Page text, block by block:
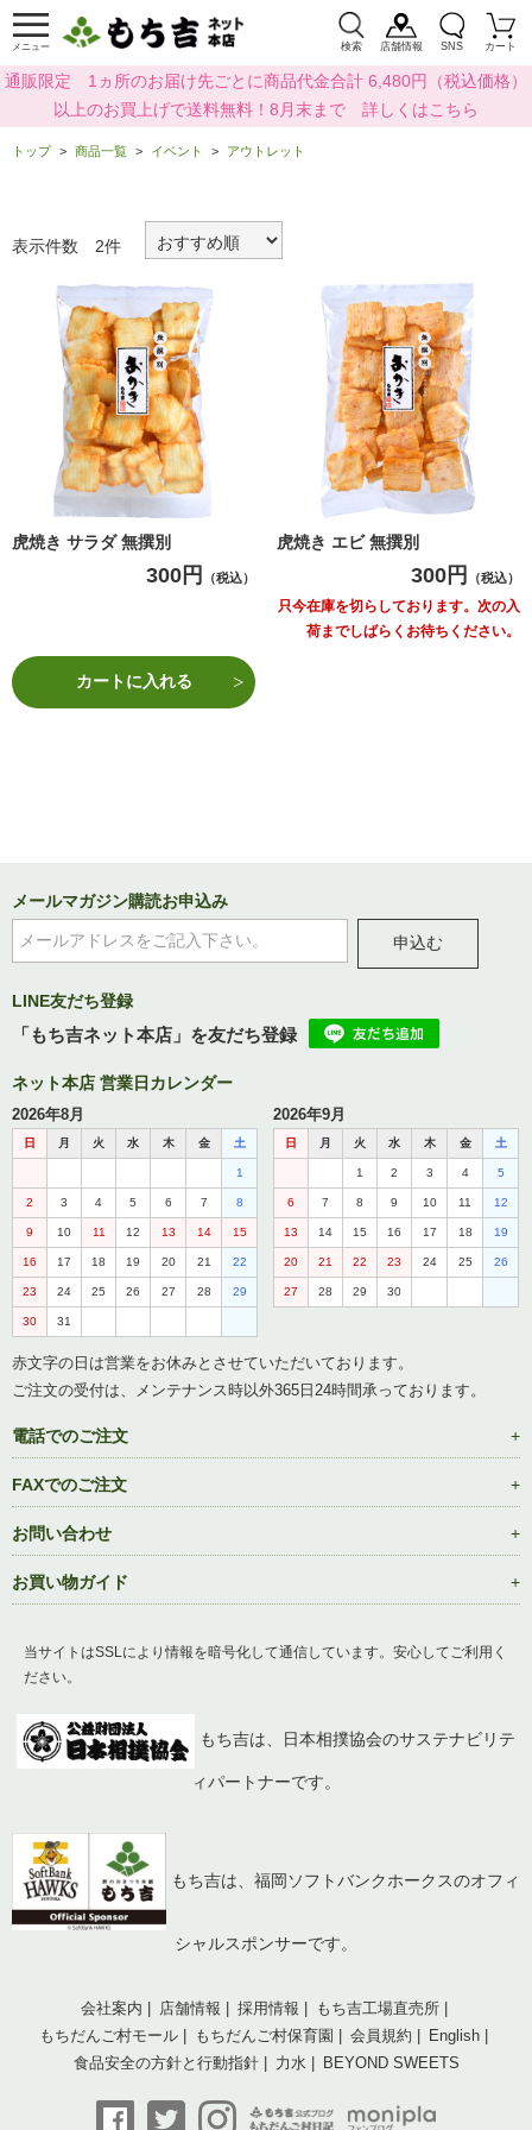
メニュー 検索 店舗情報 SNS カート
通販限定 1ヵ所のお届け先ごとに商品代金合計 6,480円（税込価格）
以上のお買上げで送料無料！8月末まで 詳しくはこちら
トップ 商品一覧 イベント アウトレット
表示件数 2件
虎焼き サラダ 無撰別
300円 （税込）
カートに入れる
虎焼き エビ 無撰別
300円 （税込）
只今在庫を切らしております。次の入
荷までしばらくお待ちください。
メールマガジン購読お申込み
申込む
LINE友だち登録
「もち吉ネット本店」を友だち登録
ネット本店 営業日カレンダー
2026年8月
日 月 火 水 木 金 土
1
2 3 4 5 6 7 8
9 10 11 12 13 14 15
16 17 18 19 20 21 22
23 24 25 26 27 28 29
30 31
2026年9月
日 月 火 水 木 金 土
1 2 3 4 5
6 7 8 9 10 11 12
13 14 15 16 17 18 19
20 21 22 23 24 25 26
27 28 29 30
赤文字の日は営業をお休みとさせていただいております。
ご注文の受付は、メンテナンス時以外365日24時間承っております。
電話でのご注文
FAXでのご注文
お問い合わせ
お買い物ガイド
当サイトはSSLにより情報を暗号化して通信しています。安心してご利用く
ださい。
もち吉は、日本相撲協会のサステナビリテ
ィパートナーです。
もち吉は、福岡ソフトバンクホークスのオフィ
シャルスポンサーです。
会社案内 店舗情報 採用情報
もち吉工場直売所
もちだんご村モール
もちだんご村保育園 会員規約
English
食品安全の方針と行動指針
力水 BEYOND SWEETS